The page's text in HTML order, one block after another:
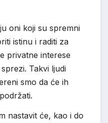
oni koji su spremni
istinu i raditi za
privatne interese
Takvi ljudi
smo da će ih
nastavit će, kao i do